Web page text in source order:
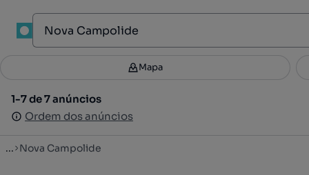
Filtros 2
1-7 de 7 anúncios
Ordem dos anúncios
Mapa
1-7 de 7 anúncios
Ordem dos anúncios
... Nova Campolide